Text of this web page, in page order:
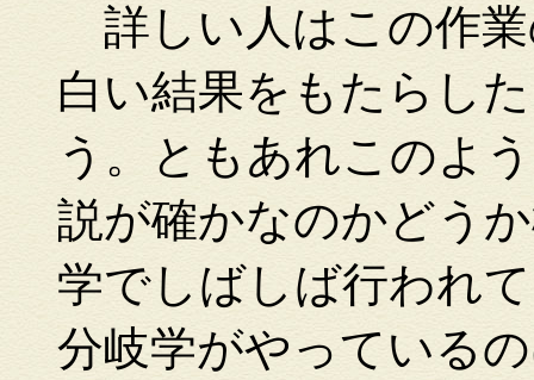
詳しい人はこの作
白い結果をもたらし
う。ともあれこのよ
説が確かなのかどう
学でしばしば行われ
分岐学がやっている